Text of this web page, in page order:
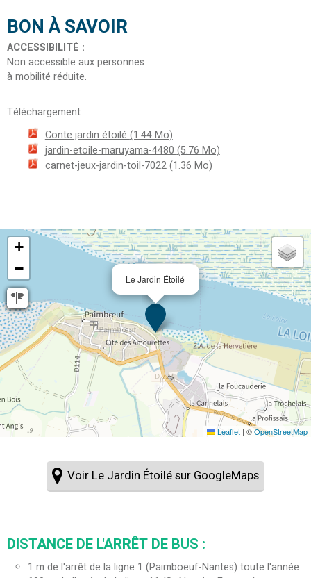
BON À SAVOIR
ACCESSIBILITÉ :
Non accessible aux personnes
à mobilité réduite
Téléchargement
Conte jardin étoilé (1.44 Mo)
jardin-etoile-maruyama-4480 (5.76 Mo)
carnet-jeux-jardin-toil-7022(1.36 Mo)
Le Jardin Étoilé
+
−
Leaflet | ©OpenStreetMap
Voir Le Jardin Étoilé sur GoogleMaps
DISTANCE DE L'ARRÊT DE BUS :
1 m de l'arrêt de la ligne 1 (Paimboeuf-Nantes) toute l'année